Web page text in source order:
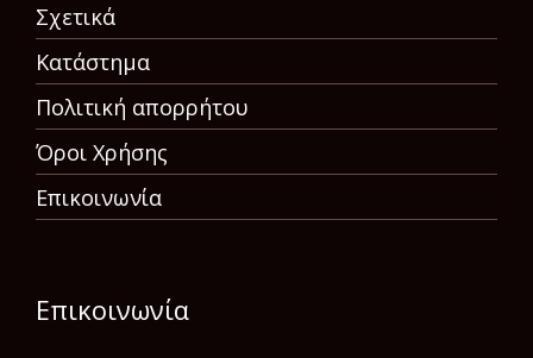
Σχετικά
Κατάστημα
Πολιτική απορρήτου
Όροι Χρήσης
Επικοινωνία
Επικοινωνία